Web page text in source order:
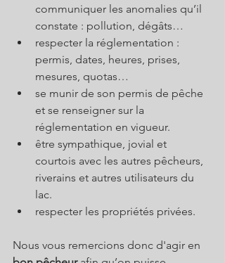
communiquer les anomalies qu’il
constate : pollution, dégâts…
respecter la réglementation :
permis, dates, heures, prises,
mesures, quotas…
se munir de son permis de pêche
et se renseigner sur la
réglementation en vigueur.
être sympathique, jovial et
courtois avec les autres pêcheurs,
riverains et autres utilisateurs du
lac.
respecter les propriétés privées.
Nous vous remercions donc d'agir en